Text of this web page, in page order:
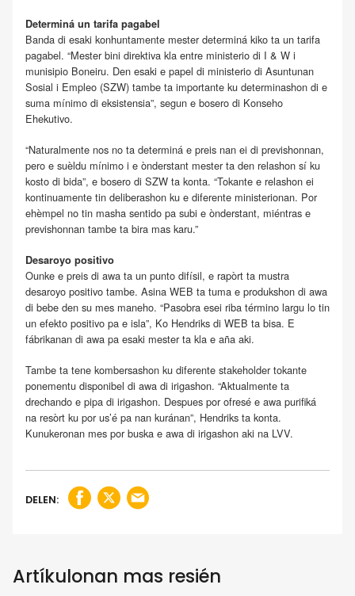
Determiná un tarifa pagabel
Banda di esaki konhuntamente mester determiná kiko ta un tarifa
pagabel. “Mester bini direktiva kla entre ministerio di I & W i
munisipio Boneiru. Den esaki e papel di ministerio di Asuntunan
Sosial i Empleo (SZW) tambe ta importante ku determinashon di e
suma mínimo di eksistensia”, segun e bosero di Konseho
Ehekutivo.
“Naturalmente nos no ta determiná e preis nan ei di previshonnan,
pero e suèldu mínimo i e ònderstant mester ta den relashon sí ku
kosto di bida”, e bosero di SZW ta konta. “Tokante e relashon ei
kontinuamente tin deliberashon ku e diferente ministerionan. Por
ehèmpel no tin masha sentido pa subi e ònderstant, miéntras e
previshonnan tambe ta bira mas karu.”
Desaroyo positivo
Ounke e preis di awa ta un punto difísil, e rapòrt ta mustra
desaroyo positivo tambe. Asina WEB ta tuma e produkshon di awa
di bebe den su mes maneho. “Pasobra esei riba término largu lo tin
un efekto positivo pa e isla”, Ko Hendriks di WEB ta bisa. E
fábrikanan di awa pa esaki mester ta kla e aña aki.
Tambe ta tene kombersashon ku diferente stakeholder tokante
ponementu disponibel di awa di irigashon. “Aktualmente ta
drechando e pipa di irigashon. Despues por ofresé e awa purifiká
na resòrt ku por us’é pa nan kuránan”, Hendriks ta konta.
Kunukeronan mes por buska e awa di irigashon aki na LVV.
DELEN:
Artíkulonan mas resién